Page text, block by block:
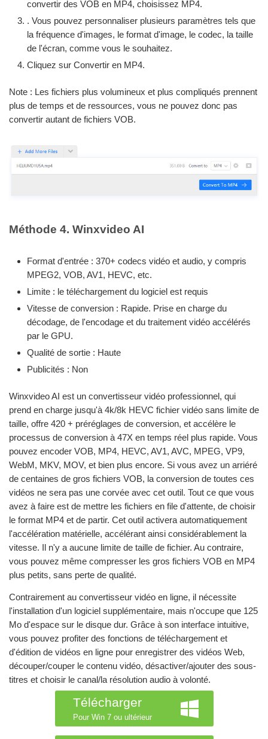
convertir des VOB en MP4, choisissez MP4.
. Vous pouvez personnaliser plusieurs paramètres tels que
la fréquence d'images, le format d'image, le codec, la taille
de l'écran, comme vous le souhaitez.
Cliquez sur Convertir en MP4.
Note : Les fichiers plus volumineux et plus compliqués prennent
plus de temps et de ressources, vous ne pouvez donc pas
convertir autant de fichiers VOB.
Méthode 4. Winxvideo AI
Format d'entrée : 370+ codecs vidéo et audio, y compris
MPEG2, VOB, AV1, HEVC, etc.
Limite : le téléchargement du logiciel est requis
Vitesse de conversion : Rapide. Prise en charge du
décodage, de l'encodage et du traitement vidéo accélérés
par le GPU.
Qualité de sortie : Haute
Publicités : Non
Winxvideo AI est un convertisseur vidéo professionnel, qui
prend en charge jusqu'à 4k/8k HEVC fichier vidéo sans limite de
taille, offre 420 + préréglages de conversion, et accélère le
processus de conversion à 47X en temps réel plus rapide. Vous
pouvez encoder VOB, MP4, HEVC, AV1, AVC, MPEG, VP9,
WebM, MKV, MOV, et bien plus encore. Si vous avez un arriéré
de centaines de gros fichiers VOB, la conversion de toutes ces
vidéos ne sera pas une corvée avec cet outil. Tout ce que vous
avez à faire est de mettre les fichiers en file d'attente, de choisir
le format MP4 et de partir. Cet outil activera automatiquement
l'accélération matérielle, accélérant ainsi considérablement la
vitesse. Il n'y a aucune limite de taille de fichier. Au contraire,
vous pouvez même compresser les gros fichiers VOB en MP4
plus petits, sans perte de qualité.
Contrairement au convertisseur vidéo en ligne, il nécessite
l'installation d'un logiciel supplémentaire, mais n'occupe que 125
Mo d'espace sur le disque dur. Grâce à son interface intuitive,
vous pouvez profiter des fonctions de téléchargement et
d'édition de vidéos en ligne pour enregistrer des vidéos Web,
découper/couper le contenu vidéo, désactiver/ajouter des sous-
titres et choisir le canal/la résolution audio à volonté.
Télécharger
Pour Win 7 ou ultérieur